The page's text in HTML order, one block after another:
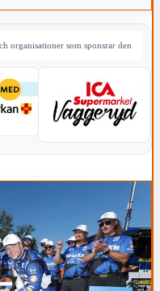
organisationer som sponsrar den